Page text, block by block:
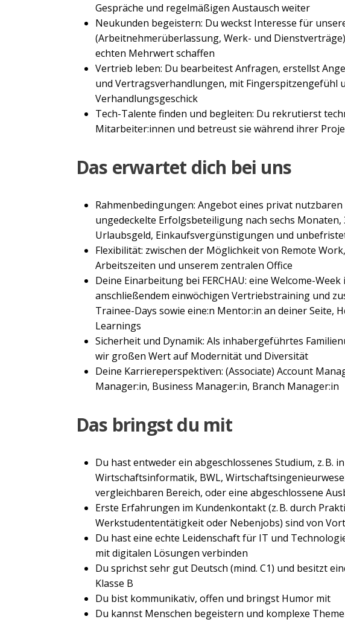
Gespräche und regelmäßigen Austausch weiter
Neukunden begeistern: Du weckst Interesse für
(Arbeitnehmerüberlassung, Werk- und
echten Mehrwert schaffen
Vertrieb leben: Du bearbeitest Anfragen, erstellst
und Vertragsverhandlungen, mit Fingerspitzengefühl
Verhandlungsgeschick
Tech-Talente finden und begleiten: Du rekrutierst
Mitarbeiter:innen und betreust sie während ihrer
Das erwartet dich bei uns
Rahmenbedingungen: Angebot eines privat nutzbaren
ungedeckelte Erfolgsbeteiligung nach sechs Monaten,
Urlaubsgeld, Einkaufsvergünstigungen und
Flexibilität: zwischen der Möglichkeit von Remote
Arbeitszeiten und unserem zentralen Office
Deine Einarbeitung bei FERCHAU: eine Welcome-
anschließendem einwöchigen Vertriebstraining und
Trainee-Days sowie eine:n Mentor:in an deiner Seite,
Learnings
Sicherheit und Dynamik: Als inhabergeführtes
wir großen Wert auf Modernität und Diversität
Deine Karriereperspektiven: (Associate) Account
Manager:in, Business Manager:in, Branch Manager:in
Das bringst du mit
Du hast entweder ein abgeschlossenes Studium, z. B. in
Wirtschaftsinformatik, BWL,
vergleichbaren Bereich, oder eine abgeschlossene
Erste Erfahrungen im Kundenkontakt (z. B. durch
Werkstudententätigkeit oder Nebenjobs) sind von
Du hast eine echte Leidenschaft für IT und
mit digitalen Lösungen verbinden
Du sprichst sehr gut Deutsch (mind. C1) und besitzt
Klasse B
Du bist kommunikativ, offen und bringst Humor mit
Du kannst Menschen begeistern und komplexe